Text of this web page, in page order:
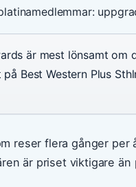
är mest lönsamt
på Best Western Plus
reser flera gånger
är priset viktigare än